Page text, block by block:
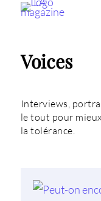
Voices
Interviews,
le tout pour
la tolérance.